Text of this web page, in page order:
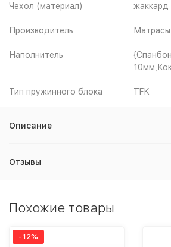
Чехол (материал) жаккард
Производитель
Наполнитель
Тип пружинного блока TFK
Описание
Отзывы
Похожие товары
-12%